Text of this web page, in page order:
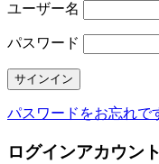
ユーザー名
パスワード
パスワードをお忘れで
ログインアカウン